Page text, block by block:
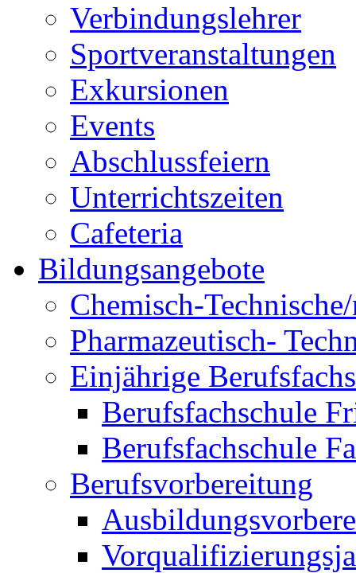
Verbindungslehrer
Sportveranstaltungen
Exkursionen
Events
Abschlussfeiern
Unterrichtszeiten
Cafeteria
Bildungsangebote
Chemisch-
Pharmazeutisch-
Einjährige
Berufsfachschule
Berufsfachschule
Berufsvorbereitung